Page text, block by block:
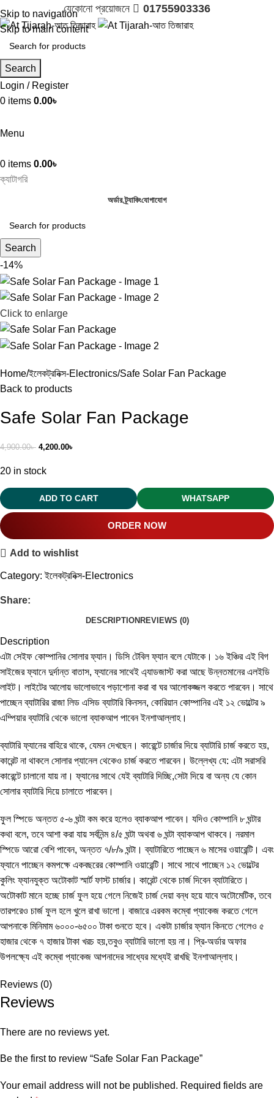
Skip to navigation
Skip to main content
যেকোনো প্রয়োজনে  01755903336
Search
Login / Register
0 items 0.00৳
Menu
0 items 0.00৳
ক্যাটাগরি
অর্ডার ট্র্যাকিংযোগাযোগ
Search
-14%
Click to enlarge
Home ইলেকট্রনিক্স-Electronics Safe Solar Fan Package
Back to products
Safe Solar Fan Package
4,900.00৳ 4,200.00৳
20 in stock
ADD TO CART
ORDER NOW
WHATSAPP
Add to wishlist
Category: ইলেকট্রনিক্স-Electronics
Share:
DESCRIPTION REVIEWS (0)
Description
এটা সেইফ কোম্পানির সোলার ফ্যান। ডিসি টেবিল ফ্যান বলে যেটাকে। ১৬ ইঞ্চির এই বিগ
সাইজের ফ্যানে দুর্দান্ত বাতাস, ফ্যানের সাথেই এ্যাডজাস্ট করা আছে উন্নতমানের এলইডি
লাইট। লাইটের আলোয় ভালোভাবে পড়াশোনা করা বা ঘর আলোকজ্জল করতে পারবেন। সাথে
পাচ্ছেন ব্যাটারির রাজা লিড এসিড ব্যাটারি কিনসন, কোরিয়ান কোম্পানির এই ১২ ভোল্টের ৯
এম্পিয়ার ব্যাটারি থেকে ভালো ব্যাকআপ পাবেন ইনশাআল্লাহ।
ব্যাটারি ফ্যানের বাহিরে থাকে, যেমন দেখছেন। কারেন্টে চার্জার দিয়ে ব্যাটারি চার্জ করতে হয়,
কারেন্ট না থাকলে সোলার প্যানেল থেকেও চার্জ করতে পারবেন। উল্লেখ্য যে: এটা সরাসরি
কারেন্টে চালানো যায় না। ফ্যানের সাথে যেই ব্যাটারি দিচ্ছি,সেটা দিয়ে বা অন্য যে কোন
সোলার ব্যাটারি দিয়ে চালাতে পারবেন।
ফুল স্পিডে অন্তত ৫-৬ ঘন্টা কম করে হলেও ব্যাকআপ পাবেন। যদিও কোম্পানি ৮ ঘন্টার
কথা বলে, তবে আশা করা যায় সর্বনিন্ম ৪/৫ ঘন্টা অথবা ৬ ঘন্টা ব্যাকআপ থাকবে। নরমাল
স্পিডে আরো বেশি পাবেন, অন্তত ৭/৮/৯ ঘন্টা। ব্যাটারিতে পাচ্ছেন ৬ মাসের ওয়ারেন্টি। এবং
ফ্যানে পাচ্ছেন কমপক্ষে একবছরের কোম্পানি ওয়ারেন্টি। সাথে সাথে পাচ্ছেন ১২ ভোল্টের
কুলিং ফ্যানযুক্ত অটোকাট স্মার্ট ফাস্ট চার্জার। কারেন্ট থেকে চার্জ দিবেন ব্যাটারিতে।
অটোকাট মানে হচ্ছে চার্জ ফুল হয়ে গেলে নিজেই চার্জ দেয়া বন্ধ হয়ে যাবে অটোমেটিক, তবে
তারপরেও চার্জ ফুল হলে খুলে রাখা ভালো। বাজারে এরকম কম্বো প্যাকেজ করতে গেলে
আপনাকে মিনিমাম ৬০০০-৬৫০০ টাকা গুনতে হবে। একটা চার্জার ফ্যান কিনতে গেলেও ৫
হাজার থেকে ৭ হাজার টাকা খরচ হয়,তবুও ব্যাটারি ভালো হয় না। প্রি-অর্ডার অফার
উপলক্ষ্যে এই কম্বো প্যাকেজ আপনাদের সাধ্যের মধ্যেই রাখছি ইনশাআল্লাহ।
Reviews (0)
Reviews
There are no reviews yet.
Be the first to review “Safe Solar Fan Package”
Your email address will not be published. Required fields are